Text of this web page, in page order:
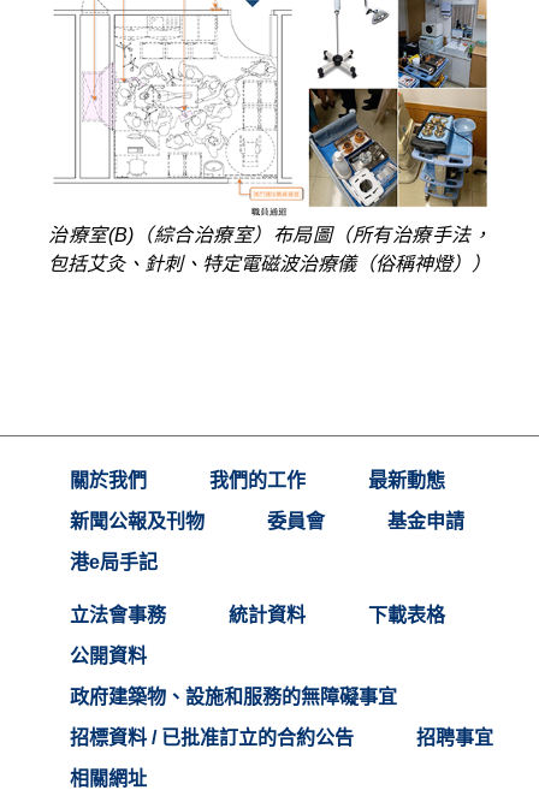
治療室(B)（綜合治療室）布局圖（所有治療手法，
包括艾灸、針刺、特定電磁波治療儀（俗稱神燈））
關於我們 我們的工作
最新動態
新聞公報及刊物
委員會
基金申請
港e局手記
立法會事務 統計資料
下載表格
公開資料
政府建築物、設施和服務的無障礙事宜
招標資料 / 已批准訂立的合約公告
招聘事宜
相關網址